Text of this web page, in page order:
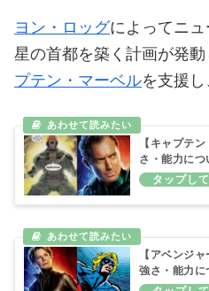
ヨン・ロッグによってニ
星の首都を築く計画が発
プテン・マーベルを支援し
【キャプテ
さ・能力につ
【アベンジ
強さ・能力に